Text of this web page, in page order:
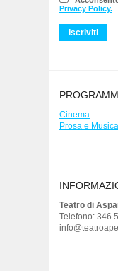
Privacy Policy.
Cinema
Prosa e Musica
Teatro di
Telefono: 346